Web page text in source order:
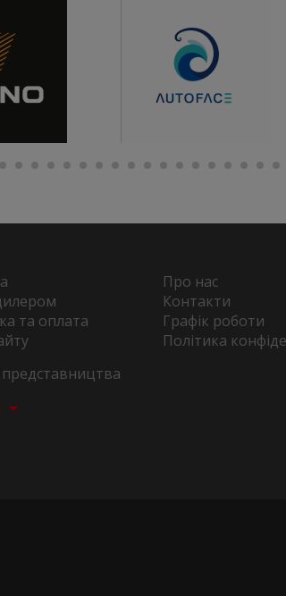
Про нас
Контакти
та оплата
Графік роботи
Політика
представництва